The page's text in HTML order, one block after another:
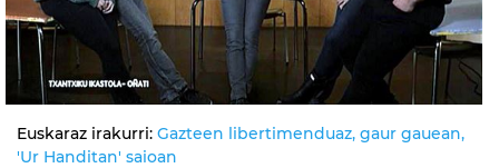
Euskaraz irakurri: Gazteen libertimenduaz, gaur gauean,
'Ur Handitan' saioan